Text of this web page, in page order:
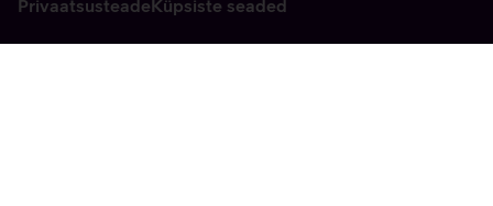
PrivaatsusteadeKüpsiste seaded